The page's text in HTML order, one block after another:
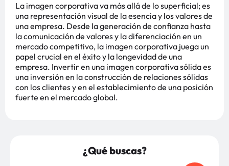
La imagen corporativa va más allá de lo superficial; es
una representación visual de la esencia y los valores de
una empresa. Desde la generación de confianza hasta
la comunicación de valores y la diferenciación en un
mercado competitivo, la imagen corporativa juega un
papel crucial en el éxito y la longevidad de una
empresa. Invertir en una imagen corporativa sólida es
una inversión en la construcción de relaciones sólidas
con los clientes y en el establecimiento de una posición
fuerte en el mercado global.
¿Qué buscas?